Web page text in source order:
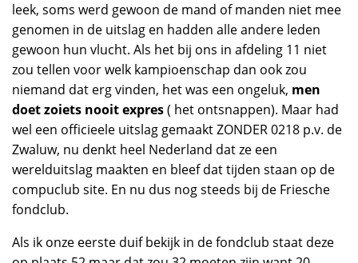
leek, soms werd gewoon de mand of manden niet mee
genomen in de uitslag en hadden alle andere leden
gewoon hun vlucht. Als het bij ons in afdeling 11 niet
zou tellen voor welk kampioenschap dan ook zou
niemand dat erg vinden, het was een ongeluk, men
doet zoiets nooit expres( het ontsnappen). Maar had
wel een officieele uitslag gemaakt ZONDER 0218 p.v. de
Zwaluw, nu denkt heel Nederland dat ze een
werelduitslag maakten en bleef dat tijden staan op de
compuclub site. En nu dus nog steeds bij de Friesche
fondclub.
Als ik onze eerste duif bekijk in de fondclub staat deze